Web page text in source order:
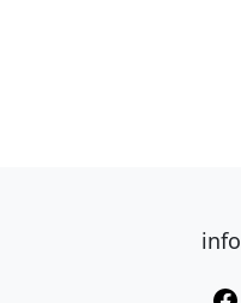
info